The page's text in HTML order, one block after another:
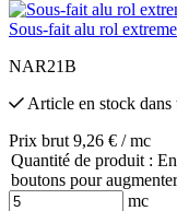
Sous-fait alu rol
NAR21B
Article en stock dans
Prix brut 9,26 € / mc
Quantité de produit :
boutons pour
mc